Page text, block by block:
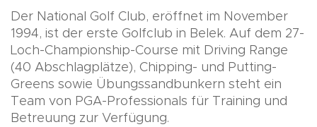
Der National Golf Club, eröffnet im November
1994, ist der erste Golfclub in Belek. Auf dem 27-
Loch-Championship-Course mit Driving Range
(40 Abschlagplätze), Chipping- und Putting-
Greens sowie Übungssandbunkern steht ein
Team von PGA-Professionals für Training und
Betreuung zur Verfügung.